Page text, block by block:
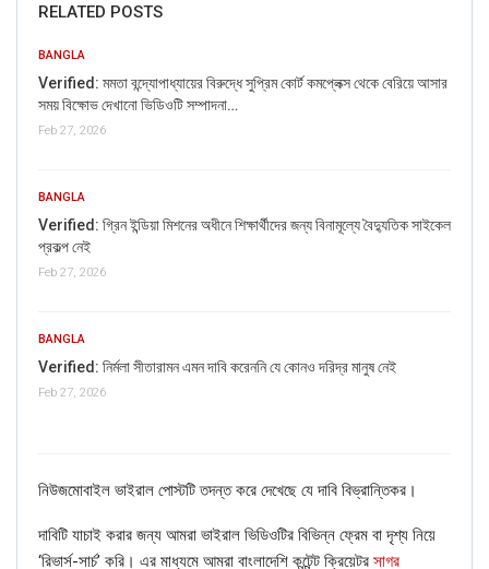
Picture/video
Description
Click herefor Latest News
RELATED POSTS
BANGLA
Verified: মমতা বন্দ্যোপাধ্যায়ের বিরুদ্ধে সুপ্রিম কোর্ট কমপ্লেক্স থেকে বেরিয়ে আসার
সময় বিক্ষোভ দেখানো ভিডিওটি সম্পাদনা…
Feb 27, 2026
BANGLA
Verified: গ্রিন ইন্ডিয়া মিশনের অধীনে শিক্ষার্থীদের জন্য বিনামূল্যে বৈদ্যুতিক সাইকেল
প্রকল্প নেই
Feb 27, 2026
BANGLA
Verified: নির্মলা সীতারামন এমন দাবি করেননি যে কোনও দরিদ্র মানুষ নেই
Feb 27, 2026
নিউজমোবাইল ভাইরাল পোস্টটি তদন্ত করে দেখেছে যে দাবি বিভ্রান্তিকর।
দাবিটি যাচাই করার জন্য আমরা ভাইরাল ভিডিওটির বিভিন্ন ফ্রেম বা দৃশ্য নিয়ে
‘রিভার্স-সার্চ’ করি। এর মাধ্যমে আমরা বাংলাদেশি কন্টেন্ট ক্রিয়েটর সাগর